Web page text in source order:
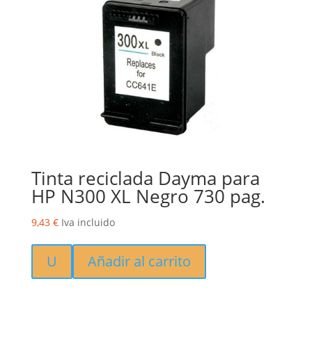
Tinta reciclada Dayma para
HP N300 XL Negro 730 pag.
9,43 € Iva incluido
U Añadir al carrito